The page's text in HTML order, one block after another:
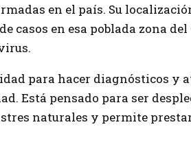
en el país. Su
casos en esa poblada zona del
para hacer diagnósticos y
Está pensado para ser
naturales y permite